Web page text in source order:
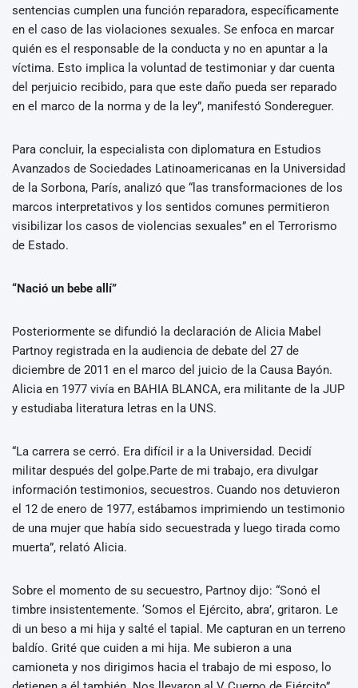
sentencias cumplen una función reparadora, específicamente
en el caso de las violaciones sexuales. Se enfoca en marcar
quién es el responsable de la conducta y no en apuntar a la
víctima. Esto implica la voluntad de testimoniar y dar cuenta
del perjuicio recibido, para que este daño pueda ser reparado
en el marco de la norma y de la ley”, manifestó Sondereguer.
Para concluir, la especialista con diplomatura en Estudios
Avanzados de Sociedades Latinoamericanas en la Universidad
de la Sorbona, París, analizó que “las transformaciones de los
marcos interpretativos y los sentidos comunes permitieron
visibilizar los casos de violencias sexuales” en el Terrorismo
de Estado.
“Nació un bebe allí”
Posteriormente se difundió la declaración de Alicia Mabel
Partnoy registrada en la audiencia de debate del 27 de
diciembre de 2011 en el marco del juicio de la Causa Bayón.
Alicia en 1977 vivía en BAHIA BLANCA, era militante de la JUP
y estudiaba literatura letras en la UNS.
“La carrera se cerró. Era difícil ir a la Universidad. Decidí
militar después del golpe.Parte de mi trabajo, era divulgar
información testimonios, secuestros. Cuando nos detuvieron
el 12 de enero de 1977, estábamos imprimiendo un testimonio
de una mujer que había sido secuestrada y luego tirada como
muerta”, relató Alicia.
Sobre el momento de su secuestro, Partnoy dijo: “Sonó el
timbre insistentemente. ‘Somos el Ejército, abra’, gritaron. Le
di un beso a mi hija y salté el tapial. Me capturan en un terreno
baldío. Grité que cuiden a mi hija. Me subieron a una
camioneta y nos dirigimos hacia el trabajo de mi esposo, lo